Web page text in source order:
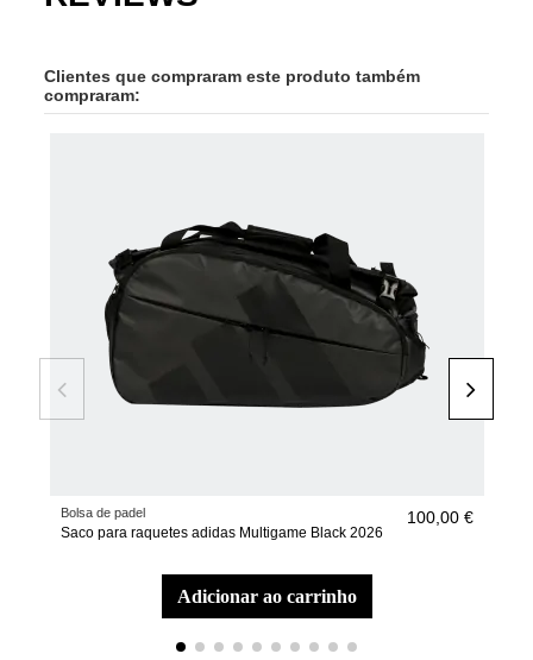
Clientes que compraram este produto também
compraram:
Bolsa de padel
Saco para raquetes adidas Multigame Black 2026
100,00 €
adicionar ao carrinho